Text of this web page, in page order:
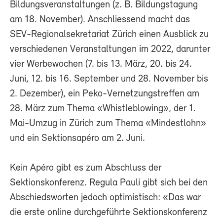
Bildungsveranstaltungen (z. B. Bildungstagung
am 18. November). Anschliessend macht das
SEV-Regionalsekretariat Zürich einen Ausblick zu
verschiedenen Veranstaltungen im 2022, darunter
vier Werbewochen (7. bis 13. März, 20. bis 24.
Juni, 12. bis 16. September und 28. November bis
2. Dezember), ein Peko-Vernetzungstreffen am
28. März zum Thema «Whistleblowing», der 1.
Mai-Umzug in Zürich zum Thema «Mindestlohn»
und ein Sektionsapéro am 2. Juni.
Kein Apéro gibt es zum Abschluss der
Sektionskonferenz. Regula Pauli gibt sich bei den
Abschiedsworten jedoch optimistisch: «Das war
die erste online durchgeführte Sektionskonferenz